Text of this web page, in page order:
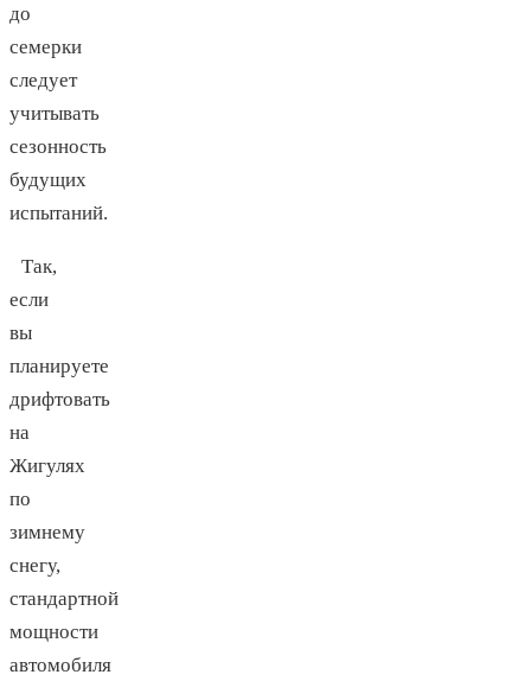
до
семерки
следует
учитывать
сезонность
будущих
испытаний.
Так,
если
вы
планируете
дрифтовать
на
Жигулях
по
зимнему
снегу,
стандартной
мощности
автомобиля